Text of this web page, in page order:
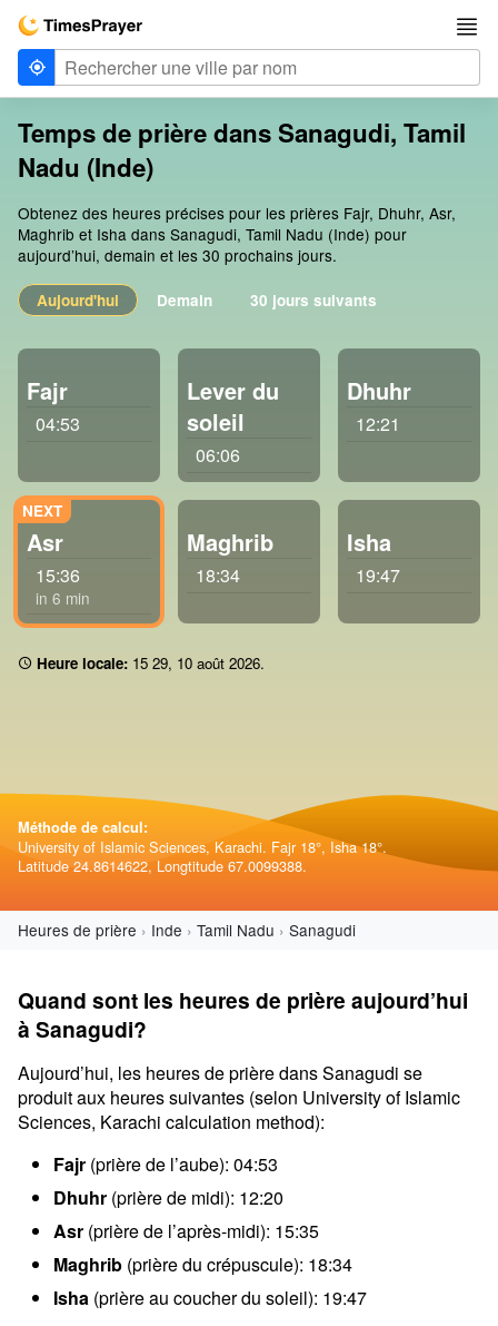
Temps de prière dans Sanagudi, Tamil
Nadu (Inde)
Obtenez des heures précises pour les prières Fajr, Dhuhr, Asr,
Maghrib et Isha dans Sanagudi, Tamil Nadu (Inde) pour
aujourd’hui, demain et les 30 prochains jours.
Aujourd'hui Demain 30 jours suivants
Fajr
04:53
Lever du
soleil
06:06
Dhuhr
12:21
Asr
15:36
in 6 min
Maghrib
18:34
Isha
19:47
Heure locale: 15:29, 10 août 2026.
Méthode de calcul:
University of Islamic Sciences, Karachi. Fajr 18°, Isha 18°.
Latitude 24.8614622, Longtitude 67.0099388.
Heures de prière Inde Tamil Nadu Sanagudi
Quand sont les heures de prière aujourd’hui
à Sanagudi?
Aujourd’hui, les heures de prière dans Sanagudi se
produit aux heures suivantes (selon University of Islamic
Sciences, Karachi calculation method):
Fajr (prière de l’aube): 04:53
Dhuhr (prière de midi): 12:20
Asr (prière de l’après-midi): 15:35
Maghrib (prière du crépuscule): 18:34
Isha (prière au coucher du soleil): 19:47